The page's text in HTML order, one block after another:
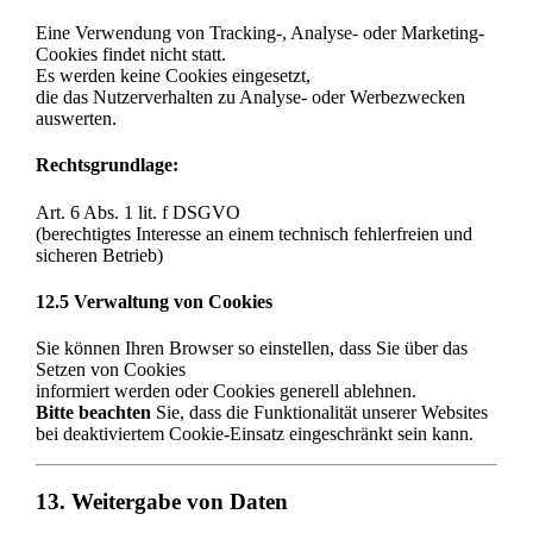
Eine Verwendung von Tracking-, Analyse- oder Marketing-
Cookies findet nicht statt.
Es werden keine Cookies eingesetzt,
die das Nutzerverhalten zu Analyse- oder Werbezwecken
auswerten.
Rechtsgrundlage:
Art. 6 Abs. 1 lit. f DSGVO
(berechtigtes Interesse an einem technisch fehlerfreien und
sicheren Betrieb)
12.5 Verwaltung von Cookies
Sie können Ihren Browser so einstellen, dass Sie über das
Setzen von Cookies
informiert werden oder Cookies generell ablehnen.
Bitte beachten Sie, dass die Funktionalität unserer Websites
bei deaktiviertem Cookie-Einsatz eingeschränkt sein kann.
13. Weitergabe von Daten